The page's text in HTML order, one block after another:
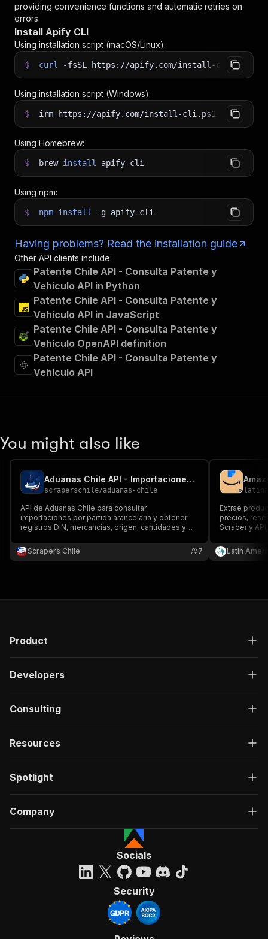
providing convenience functions and automatic retries on
errors.
Install Apify CLI
Using installation script (macOS/Linux):
$ curl -fsSL https://apify.com/install-cli.sh
Using installation script (Windows):
$ irm https://apify.com/install-cli.ps1 iex
Using Homebrew:
$ brew install apify-cli
Using npm:
$ npm install -g apify-cli
Having problems? Read the installation guide
Other API clients include:
Patente Chile API - Consulta Patente y
Vehículo API in Python
Patente Chile API - Consulta Patente y
Vehículo API in JavaScript
Patente Chile API - Consulta Patente y
Vehículo OpenAPI definition
Patente Chile API - Consulta Patente y
Vehículo API
You might also like
Aduanas Chile API - Importaciones, DIN y CIF
scraperschile/aduanas-chile
API de Aduanas Chile para consultar
importaciones por partida arancelaria y obtener
registros DIN, mercancías, origen, cantidades y
para inteligencia comercial, análisis de
competencia y estudios de comercio exterior.
Scrapers Chile 7
Extrae
precios,
Scraper y
intégralo por
Latin
Product
Developers
Consulting
Resources
Spotlight
Company
Socials
Security